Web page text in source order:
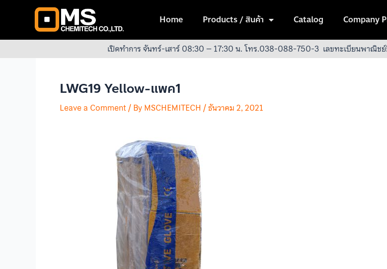
Home Products / สินค้า Catalog Company
เปิดทำการ จันทร์-เสาร์ 08:30 – 17:30 น.โทร.038-088-750-3 เลขทะเบียนพาณิ
LWG19 Yellow-แพค1
Leave a Comment/ ByMSCHEMITECH /ธันวาคม 2, 2021
Post
navigation